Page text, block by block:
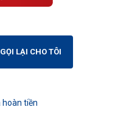
GỌI LẠI CHO TÔI
hoàn tiền